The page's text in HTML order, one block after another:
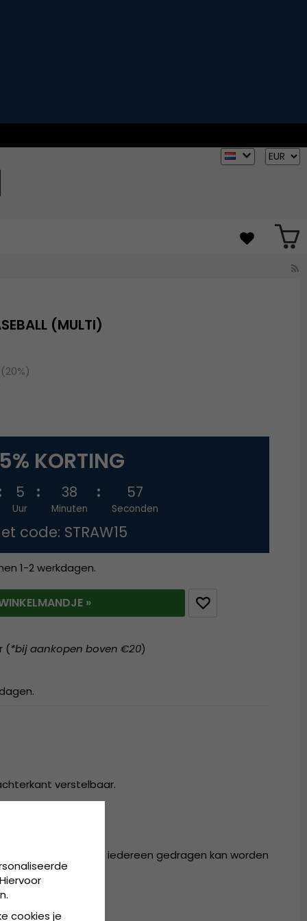
(MULTI)
KORTING
5
Uur
38
Minuten
56
Seconden
code: STRAW15
1-2 werkdagen.
»
(*bij aankopen boven €20)
verstelbaar.
één maat, die door iedereen gedragen kan worden
cookies je